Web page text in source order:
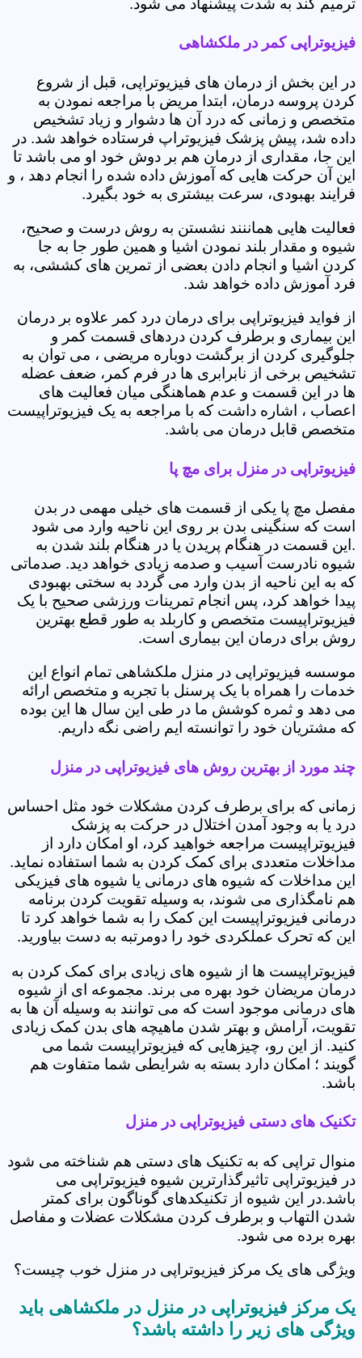
ترمیم کند به شدت پیشنهاد می شود.
فیزیوتراپی کمر در ملکشاهی
در این بخش از درمان های فیزیوتراپی، قبل از شروع
کردن پروسه درمان، ابتدا مریض با مراجعه نمودن به
متخصص و زمانی که درد آن ها دشوار و زیاد تشخیص
داده شد، پیش پزشک فیزیوتراپ فرستاده خواهد شد. در
این جا، مقداری از درمان هم بر دوش خود او می باشد تا
این آن حرکت هایی که آموزش داده شده را انجام دهد ، و
فرایند بهبودی، سرعت بیشتری به خود بگیرد.
فعالیت هایی هماننند نشستن به روش درست و صحیح،
شیوه و مقدار بلند نمودن اشیا و همین طور جا به جا
کردن اشیا و انجام دادن بعضی از تمرین های کششی، به
فرد آموزش داده خواهد شد.
از فواید فیزیوتراپی برای درمان درد کمر علاوه بر درمان
این بیماری و برطرف کردن دردهای قسمت کمر و
جلوگیری کردن از برگشت دوباره مریضی ، می توان به
تشخیص برخی از نابرابری ها در فرم کمر، ضعف عضله
ها در این قسمت و عدم هماهنگی میان فعالیت های
اعصاب ، اشاره داشت که با مراجعه به یک فیزیوتراپیست
متخصص قابل درمان می باشد.
فیزیوتراپی در منزل برای مچ پا
مفصل مچ پا یکی از قسمت های خیلی مهمی در بدن
است که سنگینی بدن بر روی این ناحیه وارد می شود
.این قسمت در هنگام پریدن یا در هنگام بلند شدن به
شیوه نادرست آسیب و صدمه زیادی خواهد دید. صدماتی
که به این ناحیه از بدن وارد می گردد به سختی بهبودی
پیدا خواهد کرد، پس انجام تمرینات ورزشی صحیح با یک
فیزیوتراپیست متخصص و کاربلد به طور قطع بهترین
روش برای درمان این بیماری است.
موسسه فیزیوتراپی در منزل ملکشاهی تمام انواع این
خدمات را همراه با یک پرسنل با تجربه و متخصص ارائه
می دهد و ثمره کوشش ما در طی این سال ها این بوده
که مشتریان خود را توانسته ایم راضی نگه داریم.
چند مورد از بهترین روش های فیزیوتراپی در منزل
زمانی که برای برطرف کردن مشکلات خود مثل احساس
درد یا به وجود آمدن اختلال در حرکت به پزشک
فیزیوتراپیست مراجعه خواهید کرد، او امکان دارد از
مداخلات متعددی برای کمک کردن به شما استفاده نماید.
این مداخلات که شیوه های درمانی یا شیوه های فیزیکی
هم نامگذاری می شوند، به وسیله تقویت کردن برنامه
درمانی فیزیوتراپیست این کمک را به شما خواهد کرد تا
این که تحرک عملکردی خود را دومرتبه به دست بیاورید.
فیزیوتراپیست ها از شیوه های زیادی برای کمک کردن به
درمان مریضان خود بهره می برند. مجموعه ای از شیوه
های درمانی موجود است که می توانند به وسیله آن ها به
تقویت، آرامش و بهتر شدن ماهیچه های بدن کمک زیادی
کنید. از این رو، چیزهایی که فیزیوتراپیست شما می
گویند ؛ امکان دارد بسته به شرایطی شما متفاوت هم
باشد.
تکنیک های دستی فیزیوتراپی در منزل
منوال تراپی که به تکنیک های دستی هم شناخته می شود
در فیزیوتراپی تاثیرگذارترین شیوه فیزیوتراپی می
باشد.در این شیوه از تکنیکدهای گوناگون برای کمتر
شدن التهاب و برطرف کردن مشکلات عضلات و مفاصل
بهره برده می شود.
ویژگی های یک مرکز فیزیوتراپی در منزل خوب چیست؟
یک مرکز فیزیوتراپی در منزل در ملکشاهی باید
ویژگی های زیر را داشته باشد؟